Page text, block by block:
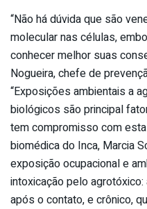
“Não há dúvida que são
molecular nas células,
conhecer melhor suas
Nogueira, chefe de
“Exposições ambientais a
biológicos são principal
tem compromisso com
biomédica do Inca, Marcia
exposição ocupacional e
intoxicação pelo
após o contato, e crônico,